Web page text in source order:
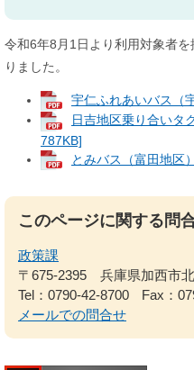
令和6年8月1日より利用対象者
りました。
宇仁ふれあいバス（
日吉地区乗り合いタ
787KB]
とみバス（富田地区
このページに関する問
政策課
〒675-2395 兵庫県加西市
Tel：0790-42-8700
Fax：
メールでの問合せ